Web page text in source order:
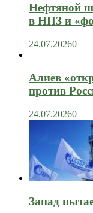
Нефтяной
в НПЗ и
24.07.20260
Алиев
против
24.07.20260
Запад